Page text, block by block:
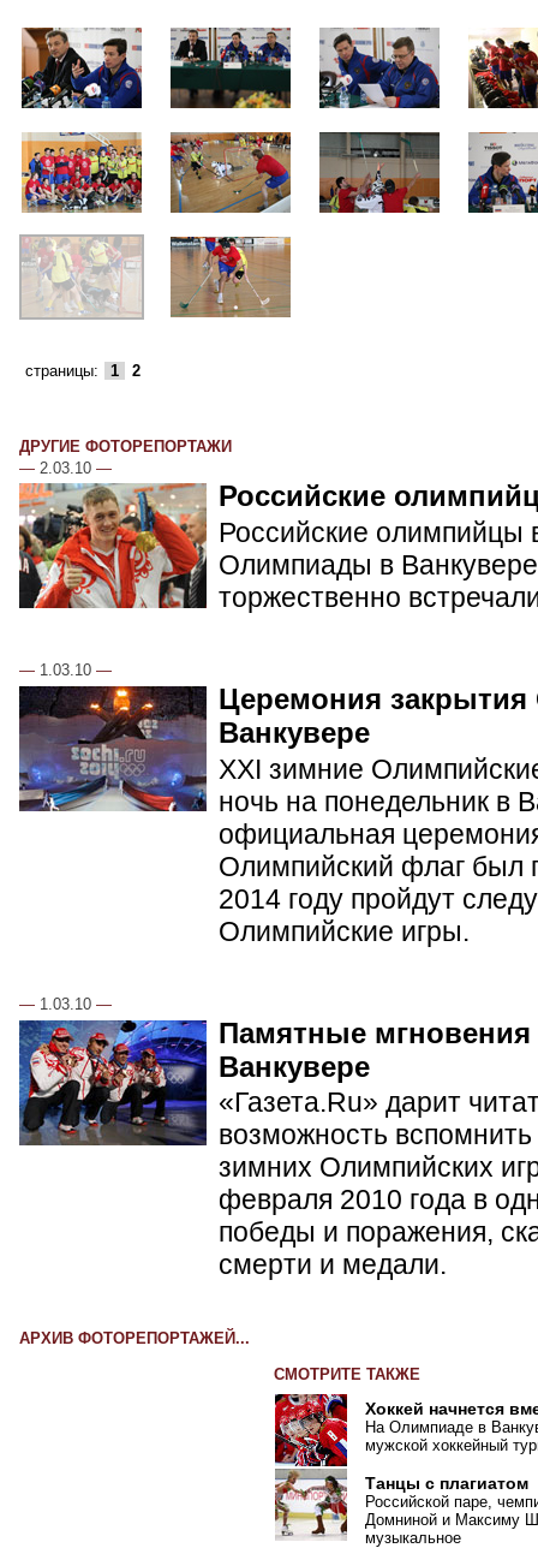
страницы: 1 2
ДРУГИЕ ФОТОРЕПОРТАЖИ
— 2.03.10 —
Российские
Российские олимпийцы
Олимпиады в
торжественно
— 1.03.10 —
Церемония
Ванкувере
XXI зимние
ночь на понедельник в
официальная
Олимпийский флаг был
2014 году пройдут
Олимпийские игры.
— 1.03.10 —
Памятные
Ванкувере
«Газета.Ru» дарит
возможность
зимних Олимпийских
февраля 2010 года в
победы и поражения,
смерти и медали.
АРХИВ ФОТОРЕПОРТАЖЕЙ...
СМОТРИТЕ ТАКЖЕ
Хоккей начнется
На Олимпиаде в
мужской хоккейный
Танцы с плагиатом
Российской паре,
Домниной и Максиму
музыкальное